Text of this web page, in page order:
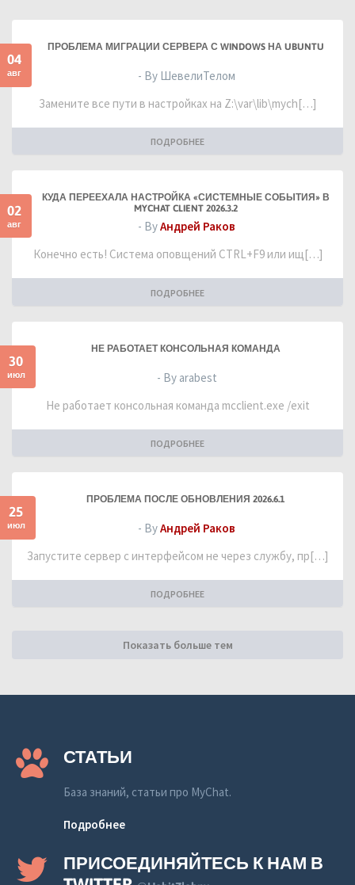
04
авг
ПРОБЛЕМА МИГРАЦИИ СЕРВЕРА С WINDOWS НА UBUNTU
- By ШевелиТелом
Замените все пути в настройках на Z:\var\lib\mych[…]
ПОДРОБНЕЕ
02
авг
КУДА ПЕРЕЕХАЛА НАСТРОЙКА «СИСТЕМНЫЕ СОБЫТИЯ» В
MYCHAT CLIENT 2026.3.2
- ByАндрей Раков
Конечно есть! Система оповщений CTRL+F9 или ищ[…]
ПОДРОБНЕЕ
30
июл
НЕ РАБОТАЕТ КОНСОЛЬНАЯ КОМАНДА
- By arabest
Не работает консольная команда mcclient.exe /exit
ПОДРОБНЕЕ
25
июл
ПРОБЛЕМА ПОСЛЕ ОБНОВЛЕНИЯ 2026.6.1
- ByАндрей Раков
Запустите сервер с интерфейсом не через службу, пр[…]
ПОДРОБНЕЕ
Показать больше тем
СТАТЬИ
База знаний, статьи про MyChat.
Подробнее
ПРИСОЕДИНЯЙТЕСЬ К НАМ В